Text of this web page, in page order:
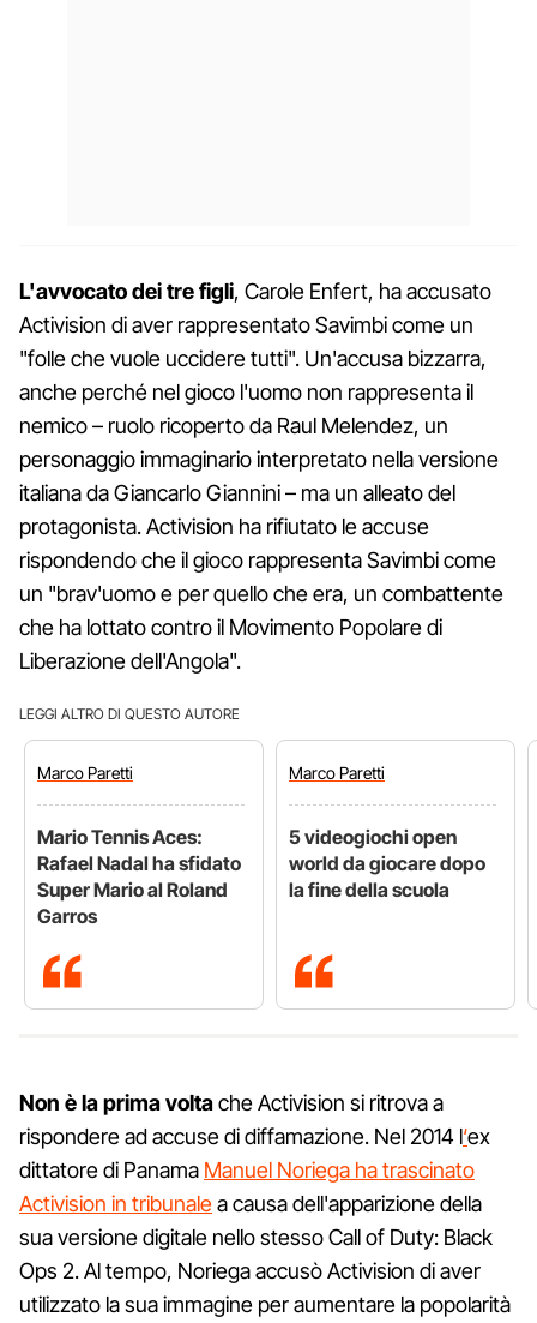
L'avvocato dei tre figli, Carole Enfert, ha accusato
Activision di aver rappresentato Savimbi come un
"folle che vuole uccidere tutti". Un'accusa bizzarra,
anche perché nel gioco l'uomo non rappresenta il
nemico – ruolo ricoperto da Raul Melendez, un
personaggio immaginario interpretato nella versione
italiana da Giancarlo Giannini – ma un alleato del
protagonista. Activision ha rifiutato le accuse
rispondendo che il gioco rappresenta Savimbi come
un "brav'uomo e per quello che era, un combattente
che ha lottato contro il Movimento Popolare di
Liberazione dell'Angola".
LEGGI ALTRO DI QUESTO AUTORE
MarcoParetti
Mario Tennis Aces:
Rafael Nadal ha sfidato
Super Mario al Roland
Garros
MarcoParetti
5 videogiochi open
world da giocare dopo
la fine della scuola
Non è la prima voltache Activision si ritrova a
rispondere ad accuse di diffamazione. Nel 2014 l‘ex
dittatore di Panama Manuel Noriega ha trascinato
Activision in tribunalea causa dell'apparizione della
sua versione digitale nello stesso Call of Duty: Black
Ops 2. Al tempo, Noriega accusò Activision di aver
utilizzato la sua immagine per aumentare la popolarità